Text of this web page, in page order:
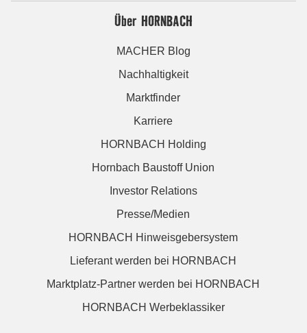
Über HORNBACH
MACHER Blog
Nachhaltigkeit
Marktfinder
Karriere
HORNBACH Holding
Hornbach Baustoff Union
Investor Relations
Presse/Medien
HORNBACH Hinweisgebersystem
Lieferant werden bei HORNBACH
Marktplatz-Partner werden bei HORNBACH
HORNBACH Werbeklassiker